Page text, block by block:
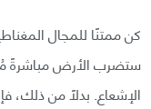
كن ممتنًا للمجال
ستضرب الأرض مباشرةً
الإشعاع. بدلًا من ذلك،